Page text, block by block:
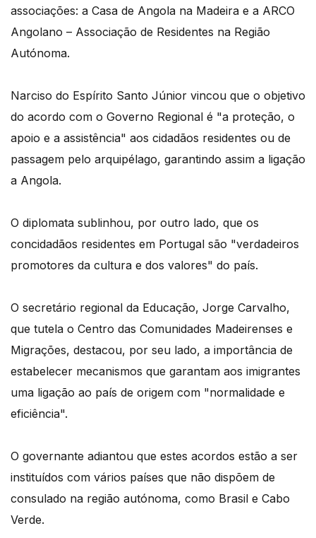
associações: a Casa de Angola na Madeira e a ARCO
Angolano – Associação de Residentes na Região
Autónoma.
Narciso do Espírito Santo Júnior vincou que o objetivo
do acordo com o Governo Regional é "a proteção, o
apoio e a assistência" aos cidadãos residentes ou de
passagem pelo arquipélago, garantindo assim a ligação
a Angola.
O diplomata sublinhou, por outro lado, que os
concidadãos residentes em Portugal são "verdadeiros
promotores da cultura e dos valores" do país.
O secretário regional da Educação, Jorge Carvalho,
que tutela o Centro das Comunidades Madeirenses e
Migrações, destacou, por seu lado, a importância de
estabelecer mecanismos que garantam aos imigrantes
uma ligação ao país de origem com "normalidade e
eficiência".
O governante adiantou que estes acordos estão a ser
instituídos com vários países que não dispõem de
consulado na região autónoma, como Brasil e Cabo
Verde.